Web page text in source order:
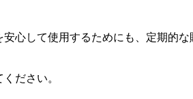
心して使用するためにも、定期的な
ださい。